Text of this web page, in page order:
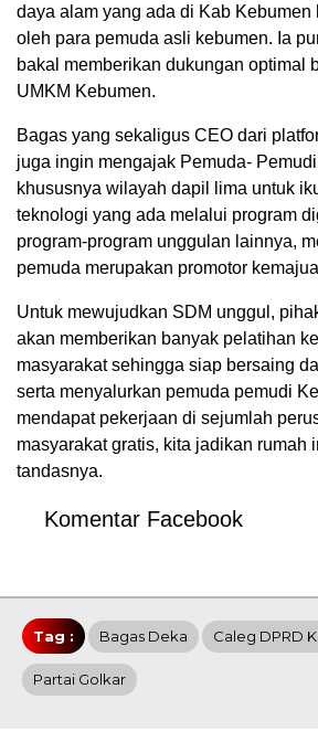
daya alam yang ada di Kab Kebumen
oleh para pemuda asli kebumen. Ia
bakal memberikan dukungan optimal
UMKM Kebumen.
Bagas yang sekaligus CEO dari
juga ingin mengajak Pemuda-
khususnya wilayah dapil lima untuk
teknologi yang ada melalui program
program-program unggulan lainnya,
pemuda merupakan promotor
Untuk mewujudkan SDM unggul,
akan memberikan banyak pelatihan
masyarakat sehingga siap bersaing
serta menyalurkan pemuda pemudi
mendapat pekerjaan di sejumlah
masyarakat gratis, kita jadikan rumah
tandasnya.
Komentar Facebook
Tag : Bagas Deka Caleg DPRD
Partai Golkar